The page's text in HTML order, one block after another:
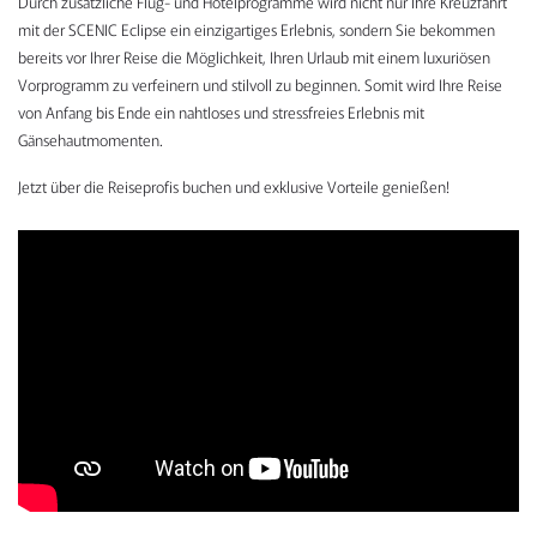
mit der SCENIC Eclipse ein einzigartiges Erlebnis, sondern Sie bekommen
bereits vor Ihrer Reise die Möglichkeit, Ihren Urlaub mit einem luxuriösen
Vorprogramm zu verfeinern und stilvoll zu beginnen. Somit wird Ihre Reise
von Anfang bis Ende ein nahtloses und stressfreies Erlebnis mit
Gänsehautmomenten.
Jetzt über die Reiseprofis buchen und exklusive Vorteile genießen!